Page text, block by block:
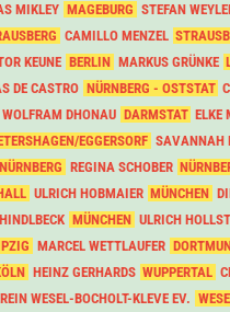
MIKLEY MAGEBURG STEFAN
CAMILLO MENZEL
KEUNE BERLIN MARKUS GRÜNKE
DE CASTRO NÜRNBERG - OSTSTAT
WOLFRAM DHONAU DARMSTAT ELKE
EGGERSORF SAVANNAH
NÜRNBERG REGINA SCHOBER
ULRICH HOBMAIER MÜNCHEN
MÜNCHEN ULRICH
MARCEL WETTLAUFER
HEINZ GERHARDS WUPPERTAL
WESEL-BOCHOLT-KLEVE EV.